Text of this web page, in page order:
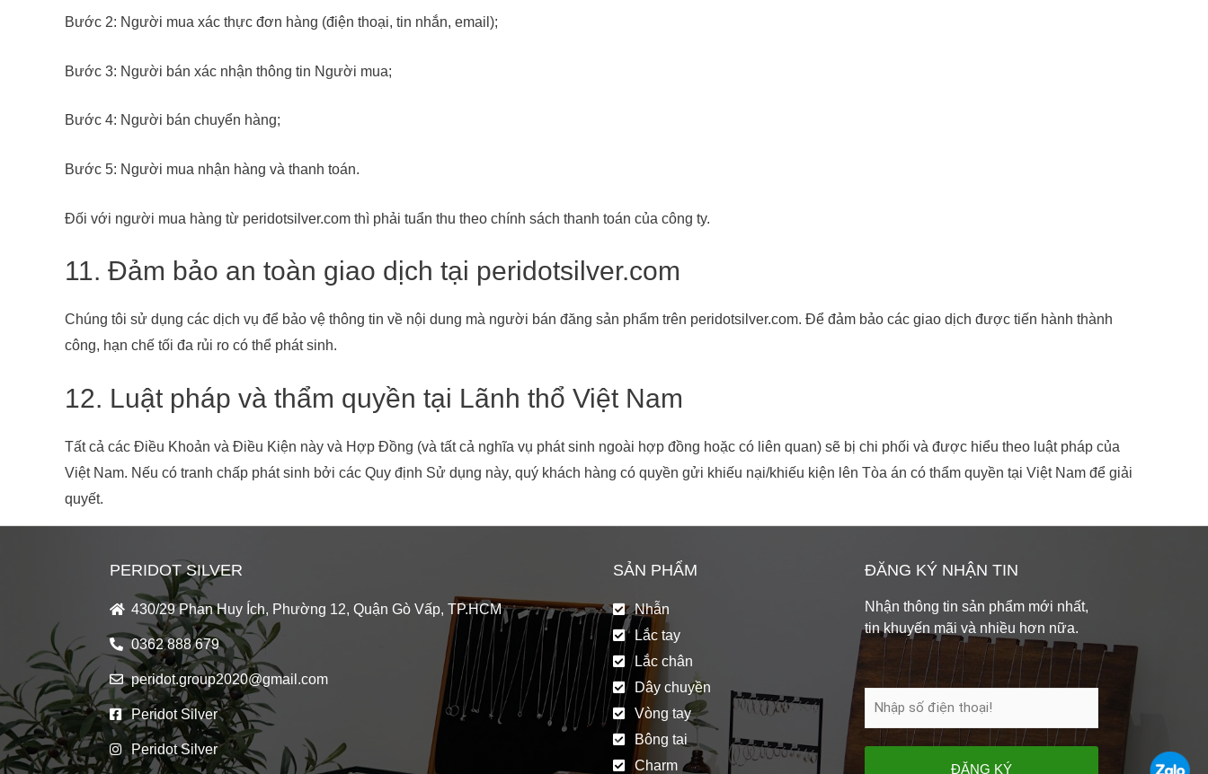
Bước 2: Người mua xác thực đơn hàng (điện thoại, tin nhắn, email);
Bước 3: Người bán xác nhận thông tin Người mua;
Bước 4: Người bán chuyển hàng;
Bước 5: Người mua nhận hàng và thanh toán.
Đối với người mua hàng từ peridotsilver.com thì phải tuẩn thu theo chính sách thanh toán của công ty.
11. Đảm bảo an toàn giao dịch tại peridotsilver.com
Chúng tôi sử dụng các dịch vụ để bảo vệ thông tin về nội dung mà người bán đăng sản phẩm trên peridotsilver.com. Để đảm bảo các giao dịch được tiến hành thành
công, hạn chế tối đa rủi ro có thể phát sinh.
12. Luật pháp và thẩm quyền tại Lãnh thổ Việt Nam
Tất cả các Điều Khoản và Điều Kiện này và Hợp Đồng (và tất cả nghĩa vụ phát sinh ngoài hợp đồng hoặc có liên quan) sẽ bị chi phối và được hiểu theo luật pháp của
Việt Nam. Nếu có tranh chấp phát sinh bởi các Quy định Sử dụng này, quý khách hàng có quyền gửi khiếu nại/khiếu kiện lên Tòa án có thẩm quyền tại Việt Nam để giải
quyết.
PERIDOT SILVER
430/29 Phan Huy Ích, Phường 12, Quận Gò Vấp, TP.HCM
0362 888 679
peridot.group2020@gmail.com
Peridot Silver
Peridot Silver
SẢN PHẨM
Nhẫn
Lắc tay
Lắc chân
Dây chuyền
Vòng tay
Bông tai
Charm
ĐĂNG KÝ NHẬN TIN
Nhận thông tin sản phẩm mới nhất,
tin khuyến mãi và nhiều hơn nữa.
ĐĂNG KÝ